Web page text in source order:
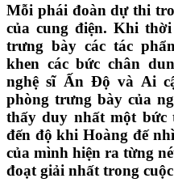
Mỗi phái đoàn dự thi
của cung điện. Khi
trưng bày các tác
khen các bức chân
nghệ sĩ Ấn Độ và Ai
phòng trưng bày của
thấy duy nhất một bức
đến độ khi Hoàng đế
của mình hiện ra từng
đoạt giải nhất trong